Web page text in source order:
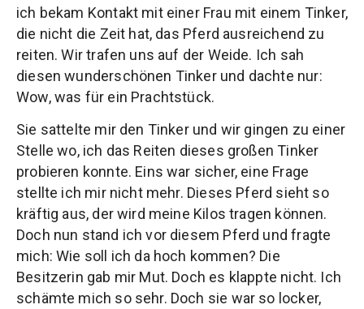
ich bekam Kontakt mit einer Frau mit einem Tinker,
die nicht die Zeit hat, das Pferd ausreichend zu
reiten. Wir trafen uns auf der Weide. Ich sah
diesen wunderschönen Tinker und dachte nur:
Wow, was für ein Prachtstück.
Sie sattelte mir den Tinker und wir gingen zu einer
Stelle wo, ich das Reiten dieses großen Tinker
probieren konnte. Eins war sicher, eine Frage
stellte ich mir nicht mehr. Dieses Pferd sieht so
kräftig aus, der wird meine Kilos tragen können.
Doch nun stand ich vor diesem Pferd und fragte
mich: Wie soll ich da hoch kommen? Die
Besitzerin gab mir Mut. Doch es klappte nicht. Ich
schämte mich so sehr. Doch sie war so locker,